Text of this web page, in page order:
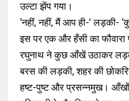
उल्टा झेंप गया।
‘नहीं, नहीं, मैं आप ही-’ लड़की-
इस पर एक और हँसी का
रघुनाथ ने कुछ आँखें उठाकर
बरस की लड़की, शहर की
हष्ट-पुष्ट और प्रसन्नमुख।